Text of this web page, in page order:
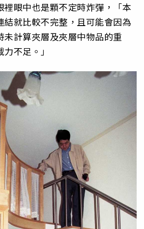
裡眼中也是顆不定時炸彈，「本
結就比較不完整，且可能會因為
未計算夾層及夾層中物品的重
不足。」